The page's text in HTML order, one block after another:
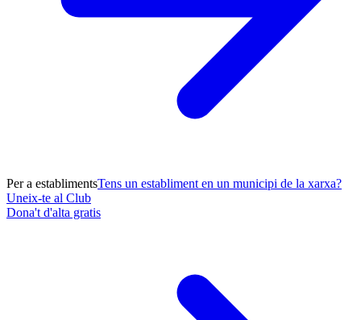
Per a establimentsTens un establiment en un municipi de la xarxa?
Uneix-te al Club
Dona't d'alta gratis